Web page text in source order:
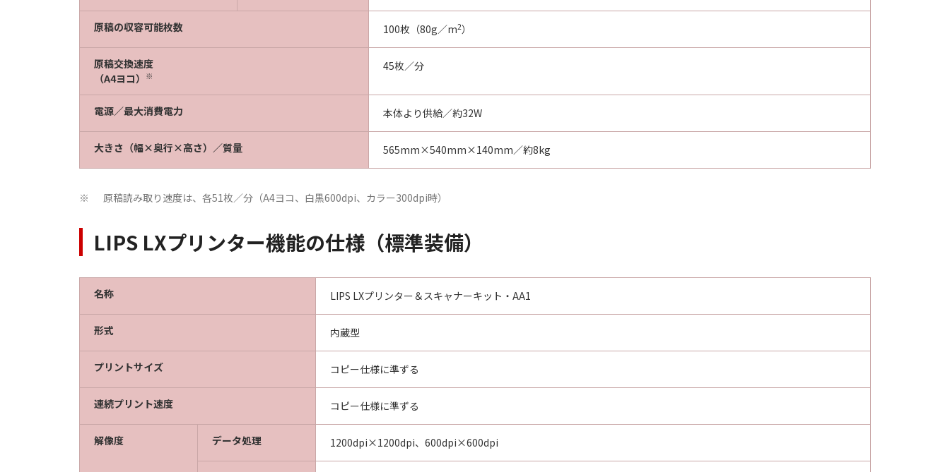
原稿の収容可能枚数 100枚（80g／m2）
原稿交換速度
（A4ヨコ）
※
45枚／分
電源／最大消費電力 本体より供給／約32W
大きさ（幅×奥行×高さ）／質量 565mm×540mm×140mm／約8kg
※ 原稿読み取り速度は、各51枚／分（A4ヨコ、白黒600dpi、カラー300dpi時）
LIPS LXプリンター機能の仕様（標準装備）
名称 LIPS LXプリンター＆スキャナーキット・AA1
形式 内蔵型
プリントサイズ コピー仕様に準ずる
連続プリント速度 コピー仕様に準ずる
解像度 データ処理 1200dpi×1200dpi、600dpi×600dpi